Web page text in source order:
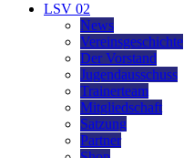
LSV 02
News
Vereinsgeschichte
Der Vorstand
Jugendausschuss
Trainerteam
Mitgliedschaft
Satzung
Partner